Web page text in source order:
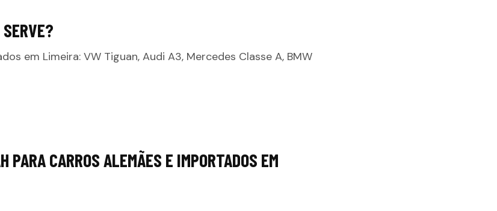
SERVE?
em Limeira: VW Tiguan, Audi A3, Mercedes Classe A, BMW
PARA CARROS ALEMÃES E IMPORTADOS EM